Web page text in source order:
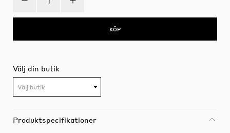
KÖP
Välj din butik
Välj butik
Produktspecifikationer